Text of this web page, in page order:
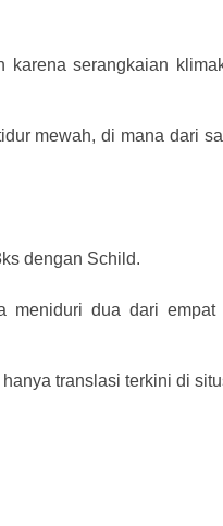
serangkaian
mewah, di mana dari
dengan Schild.
meniduri dua dari
translasi terkini di